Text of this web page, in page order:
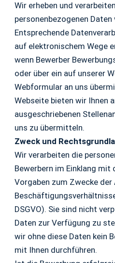
Wir erheben und
personenbezogenen Daten
Entsprechende
auf elektronischem Wege
wenn Bewerber
oder über ein auf unserer
Webformular an uns
Webseite bieten wir Ihnen
ausgeschriebenen
uns zu übermitteln.
Zweck und
Wir verarbeiten die
Bewerbern im Einklang mit
Vorgaben zum Zwecke der
DSGVO). Sie sind nicht
Daten zur Verfügung zu
wir ohne diese Daten kein
mit Ihnen durchführen.